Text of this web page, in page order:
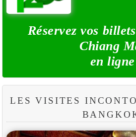
Réservez vos
Chiang
en ligne
LES VISITES